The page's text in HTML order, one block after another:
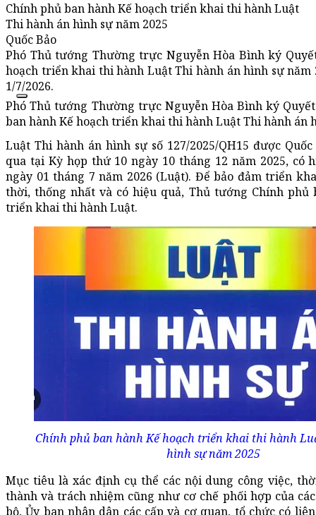
Chính phủ ban hành Kế hoạch triển khai thi hành Luật
Thi hành án hình sự năm 2025
Quốc Bảo
Phó Thủ tướng Thường trực Nguyễn Hòa Bình ký
hoạch triển khai thi hành Luật Thi hành án hình sự năm
1/7/2026.
Phó Thủ tướng Thường trực Nguyễn Hòa Bình ký
ban hành Kế hoạch triển khai thi hành Luật Thi hành án
Luật Thi hành án hình sự số 127/2025/QH15 được
qua tại Kỳ họp thứ 10 ngày 10 tháng 12 năm 2025, có
ngày 01 tháng 7 năm 2026 (Luật). Để bảo đảm triển
thời, thống nhất và có hiệu quả, Thủ tướng Chính phủ
triển khai thi hành Luật.
Chính phủ ban hành Kế hoạch triển khai thi hành
hình sự năm 2025
Mục tiêu là xác định cụ thể các nội dung công việc,
thành và trách nhiệm cũng như cơ chế phối hợp của
bộ, Ủy ban nhân dân các cấp và cơ quan, tổ chức có